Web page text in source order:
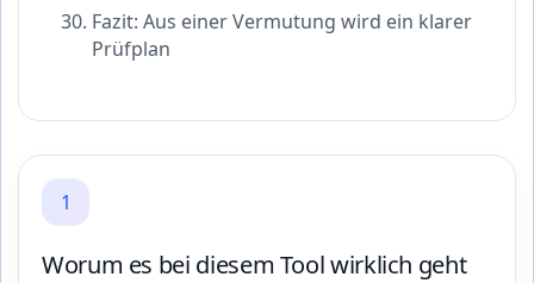
Fazit: Aus einer Vermutung wird ein klarer
Prüfplan
1
Worum es bei diesem Tool wirklich geht